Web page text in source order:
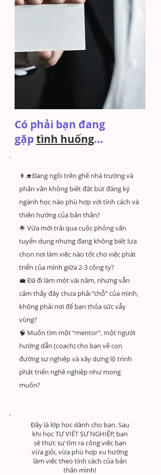
Có phải bạn đang
gặptình huống...
👩‍🎓Đang ngồi trên ghế nhà trường và
phân vân không biết đặt bút đăng ký
ngành học nào phù hợp với tính cách và
thiên hướng của bản thân?
🌟 Vừa mới trải qua cuộc phỏng vấn
tuyển dụng nhưng đang không biết lựa
chọn nơi làm việc nào tốt cho việc phát
triển của mình giữa 2-3 công ty?
💼 Đã đi làm một vài năm, nhưng vẫn
cảm thấy đây chưa phải “chỗ” của mình,
không phải nơi để bạn thỏa sức vẫy
vùng?
🧠 Muốn tìm một “mentor”, một người
hướng dẫn (coach) cho bạn về con
đường sự nghiệp và xây dựng lộ trình
phát triển nghề nghiệp như mong
muốn?
Đây là lớp học dành cho bạn. Sau
khi học TỰ VIẾT SỰ NGHIỆP, bạn
sẽ thực sự tìm ra công việc bạn
vừa giỏi, vừa phù hợp xu hướng
làm việc theo tính cách của bản
thân mình!